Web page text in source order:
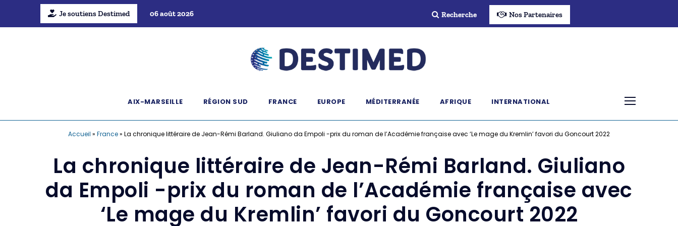
Je soutiens Destimed 06 août 2026 Recherche Nos Partenaires
AIX-MARSEILLE RÉGION SUD FRANCE EUROPE MÉDITERRANÉE AFRIQUE INTERNATIONAL
Accueil » France» La chronique littéraire de Jean-Rémi Barland. Giuliano da Empoli -prix du roman de l’Académie française avec ‘Le mage du Kremlin’ favori du Goncourt 2022
La chronique littéraire de Jean-Rémi Barland. Giuliano
da Empoli -prix du roman de l’Académie française avec
‘Le mage du Kremlin’ favori du Goncourt 2022